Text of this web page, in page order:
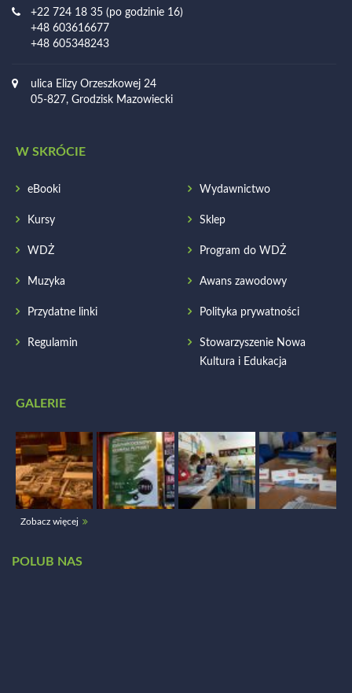
+22 724 18 35 (po godzinie 16)
+48 603616677
+48 605348243
ulica Elizy Orzeszkowej 24
05-827, Grodzisk Mazowiecki
W SKRÓCIE
eBooki Wydawnictwo
Kursy Sklep
WDŻ Program do WDŻ
Muzyka Awans zawodowy
Przydatne linki Polityka prywatności
Regulamin
Stowarzyszenie Nowa
Kultura i Edukacja
GALERIE
Zobacz więcej
POLUB NAS